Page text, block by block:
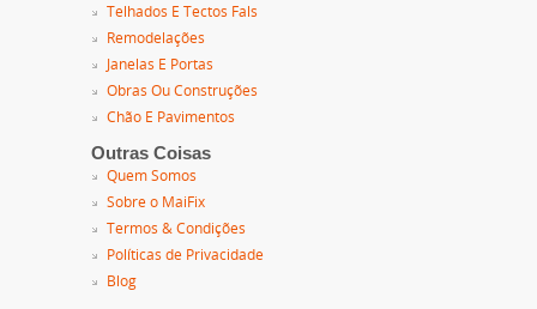
Telhados E Tectos Fals
Remodelações
Janelas E Portas
Obras Ou Construções
Chão E Pavimentos
Outras Coisas
Quem Somos
Sobre o MaiFix
Termos & Condições
Políticas de Privacidade
Blog